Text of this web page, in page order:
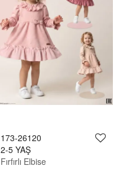
173-26120
2-5 YAŞ
Fırfırlı Elbise